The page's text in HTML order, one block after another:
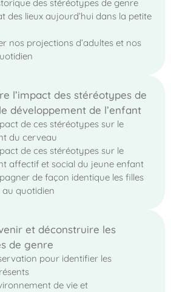
des stéréotypes de genre
des lieux aujourd’hui dans la petite
nos projections d’adultes et nos
l’impact des stéréotypes de
développement de l’enfant
de ces stéréotypes sur le
du cerveau
de ces stéréotypes sur le
affectif et social du jeune enfant
de façon identique les filles
quotidien
et déconstruire les
de genre
pour identifier les
de vie et